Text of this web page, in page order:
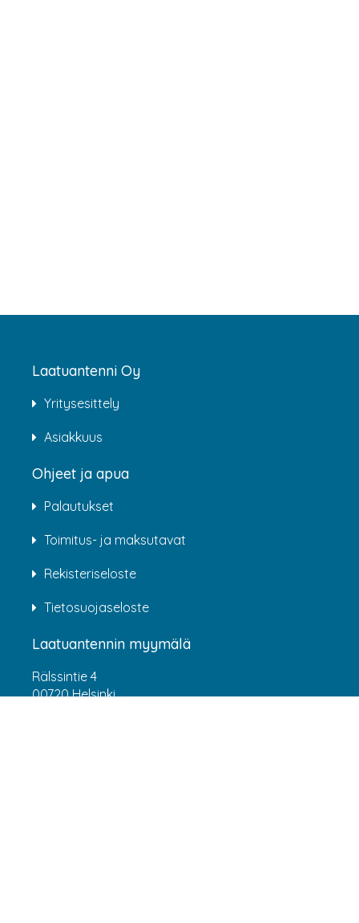
Laatuantenni Oy
Yritysesittely
Asiakkuus
Ohjeet ja apua
Palautukset
Toimitus- ja maksutavat
Rekisteriseloste
Tietosuojaseloste
Laatuantennin myymälä
Rälssintie 4
00720 Helsinki